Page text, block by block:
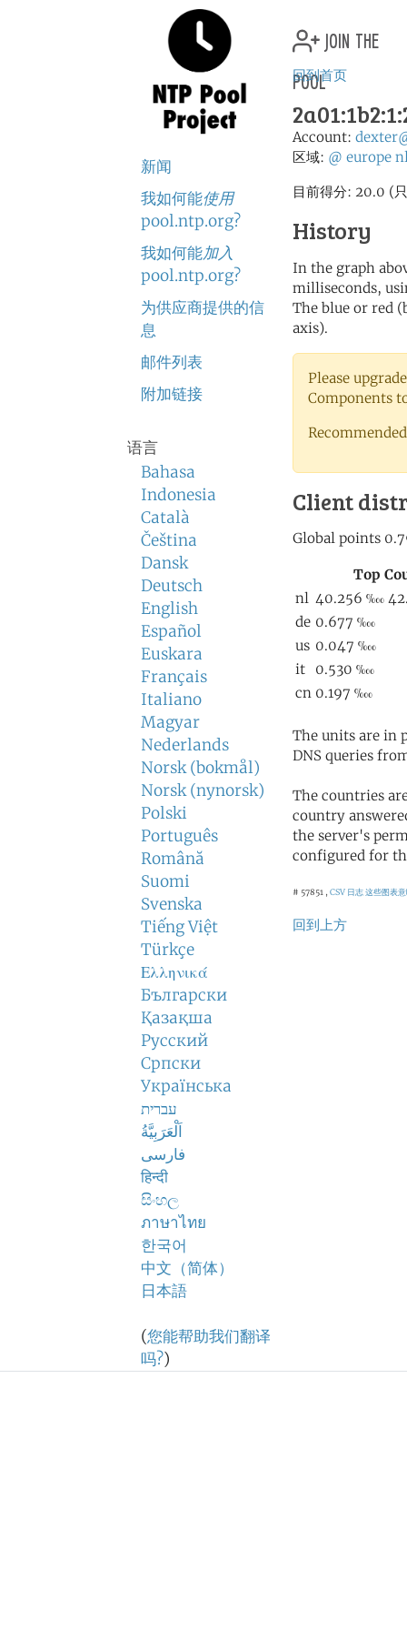
新闻
我如何能使用
pool.ntp.org?
我如何能加入
pool.ntp.org?
为供应商提供的信
息
邮件列表
附加链接
语言
Bahasa
Indonesia
Català
Čeština
Dansk
Deutsch
English
Español
Euskara
Français
Italiano
Magyar
Nederlands
Norsk (bokmål)
Norsk (nynorsk)
Polski
Português
Română
Suomi
Svenska
Tiếng Việt
Türkçe
Ελληνικά
Български
Қазақша
Русский
Српски
Українська
עברית
اَلْعَرَبِيَّةُ
فارسی
हिन्दी
සිංහල
ภาษาไทย
한국어
中文（简体）
日本語
(您能帮助我们翻译
吗?)
join the
pool
回到首页
Account:
区域: @ europe
目前得分: 20.0 (
History
In the graph
milliseconds,
The blue or red
axis).
Please
Components
Client
The units are in
DNS queries
The countries
country
the server's
configured for
# 57851 , CSV 日志这些图表
回到上方